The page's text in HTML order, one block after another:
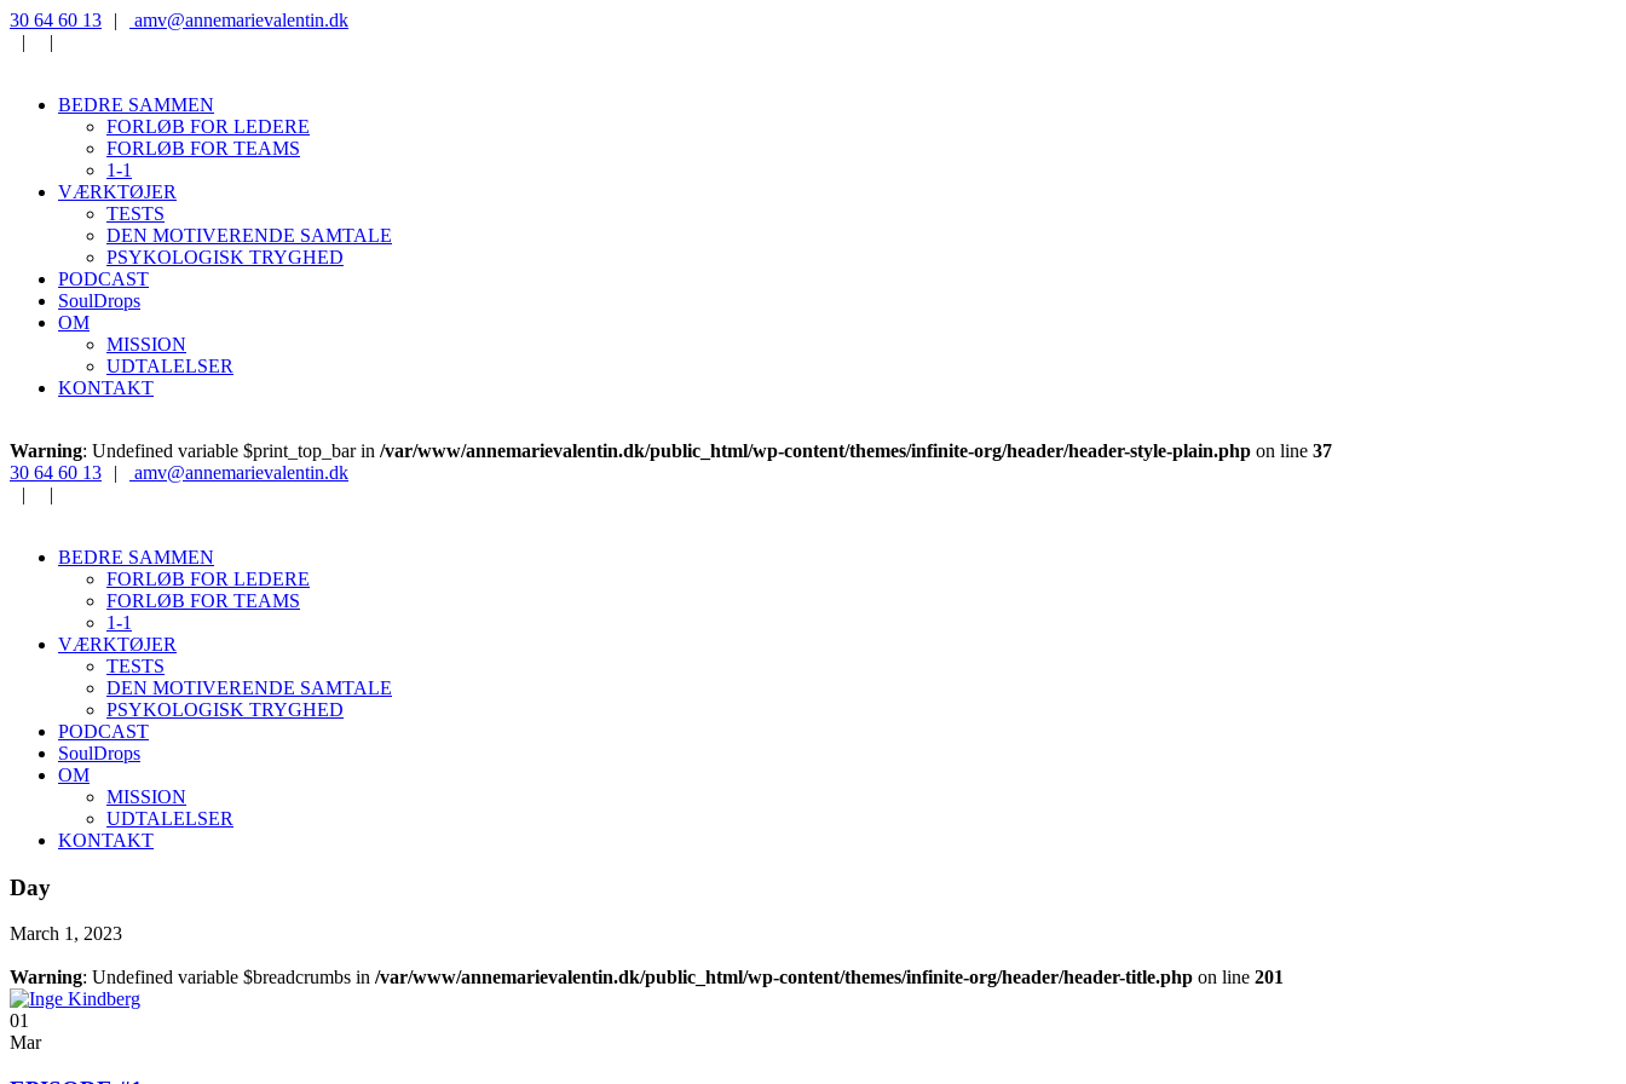
‭30 64 60 13‬ |
‭amv@annemarievalentin.dk
|
|
BEDRE SAMMEN
FORLØB FOR LEDERE
FORLØB FOR TEAMS
1-1
VÆRKTØJER
TESTS
DEN MOTIVERENDE SAMTALE
PSYKOLOGISK TRYGHED
PODCAST
SoulDrops
OM
MISSION
UDTALELSER
KONTAKT
Warning: Undefined variable $print_top_bar in /var/www/annemarievalentin.dk/public_html/wp-content/themes/infinite-org/header/header-style-plain.php on line 37
‭30 64 60 13‬
|
‭amv@annemarievalentin.dk
|
|
BEDRE SAMMEN
FORLØB FOR LEDERE
FORLØB FOR TEAMS
1-1
VÆRKTØJER
TESTS
DEN MOTIVERENDE SAMTALE
PSYKOLOGISK TRYGHED
PODCAST
SoulDrops
OM
MISSION
UDTALELSER
KONTAKT
Day
March 1, 2023
Warning: Undefined variable $breadcrumbs in /var/www/annemarievalentin.dk/public_html/wp-content/themes/infinite-org/header/header-title.php on line 201
01
Mar